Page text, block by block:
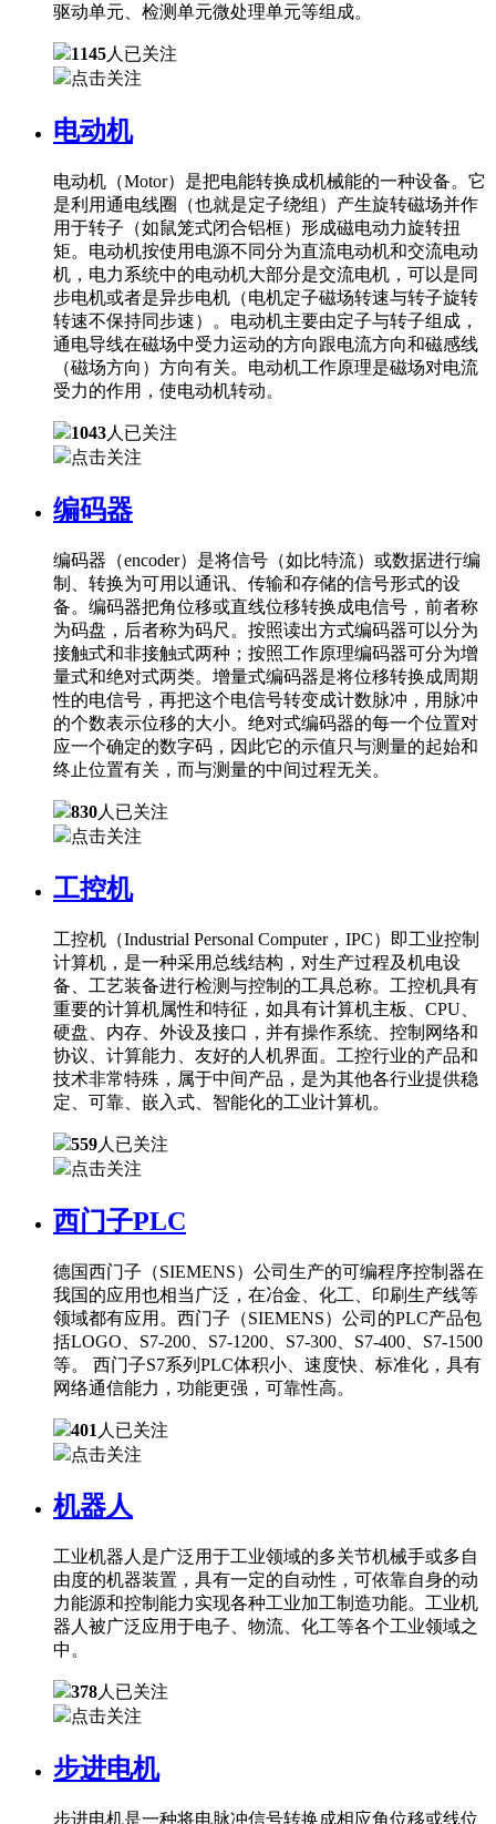
驱动单元、检测单元微处理单元等组成。
1145人已关注
点击关注
电动机
电动机（Motor）是把电能转换成机械能的一种设备。它
是利用通电线圈（也就是定子绕组）产生旋转磁场并作
用于转子（如鼠笼式闭合铝框）形成磁电动力旋转扭
矩。电动机按使用电源不同分为直流电动机和交流电动
机，电力系统中的电动机大部分是交流电机，可以是同
步电机或者是异步电机（电机定子磁场转速与转子旋转
转速不保持同步速）。电动机主要由定子与转子组成，
通电导线在磁场中受力运动的方向跟电流方向和磁感线
（磁场方向）方向有关。电动机工作原理是磁场对电流
受力的作用，使电动机转动。
1043人已关注
点击关注
编码器
编码器（encoder）是将信号（如比特流）或数据进行编
制、转换为可用以通讯、传输和存储的信号形式的设
备。编码器把角位移或直线位移转换成电信号，前者称
为码盘，后者称为码尺。按照读出方式编码器可以分为
接触式和非接触式两种；按照工作原理编码器可分为增
量式和绝对式两类。增量式编码器是将位移转换成周期
性的电信号，再把这个电信号转变成计数脉冲，用脉冲
的个数表示位移的大小。绝对式编码器的每一个位置对
应一个确定的数字码，因此它的示值只与测量的起始和
终止位置有关，而与测量的中间过程无关。
830人已关注
点击关注
工控机
工控机（Industrial Personal Computer，IPC）即工业控制
计算机，是一种采用总线结构，对生产过程及机电设
备、工艺装备进行检测与控制的工具总称。工控机具有
重要的计算机属性和特征，如具有计算机主板、CPU、
硬盘、内存、外设及接口，并有操作系统、控制网络和
协议、计算能力、友好的人机界面。工控行业的产品和
技术非常特殊，属于中间产品，是为其他各行业提供稳
定、可靠、嵌入式、智能化的工业计算机。
559人已关注
点击关注
西门子PLC
德国西门子（SIEMENS）公司生产的可编程序控制器在
我国的应用也相当广泛，在冶金、化工、印刷生产线等
领域都有应用。西门子（SIEMENS）公司的PLC产品包
括LOGO、S7-200、S7-1200、S7-300、S7-400、S7-1500
等。 西门子S7系列PLC体积小、速度快、标准化，具有
网络通信能力，功能更强，可靠性高。
401 人已关注
点击关注
机器人
工业机器人是广泛用于工业领域的多关节机械手或多自
由度的机器装置，具有一定的自动性，可依靠自身的动
力能源和控制能力实现各种工业加工制造功能。工业机
器人被广泛应用于电子、物流、化工等各个工业领域之
中。
378人已关注
点击关注
步进电机
步进电机是一种将电脉冲信号转换成相应角位移或线位